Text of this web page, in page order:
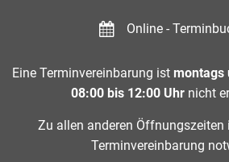
Online -
Eine Terminvereinbarung ist montags
08:00 bis 12:00 Uhr nicht
Zu allen anderen Öffnungszeiten
Terminvereinbarung